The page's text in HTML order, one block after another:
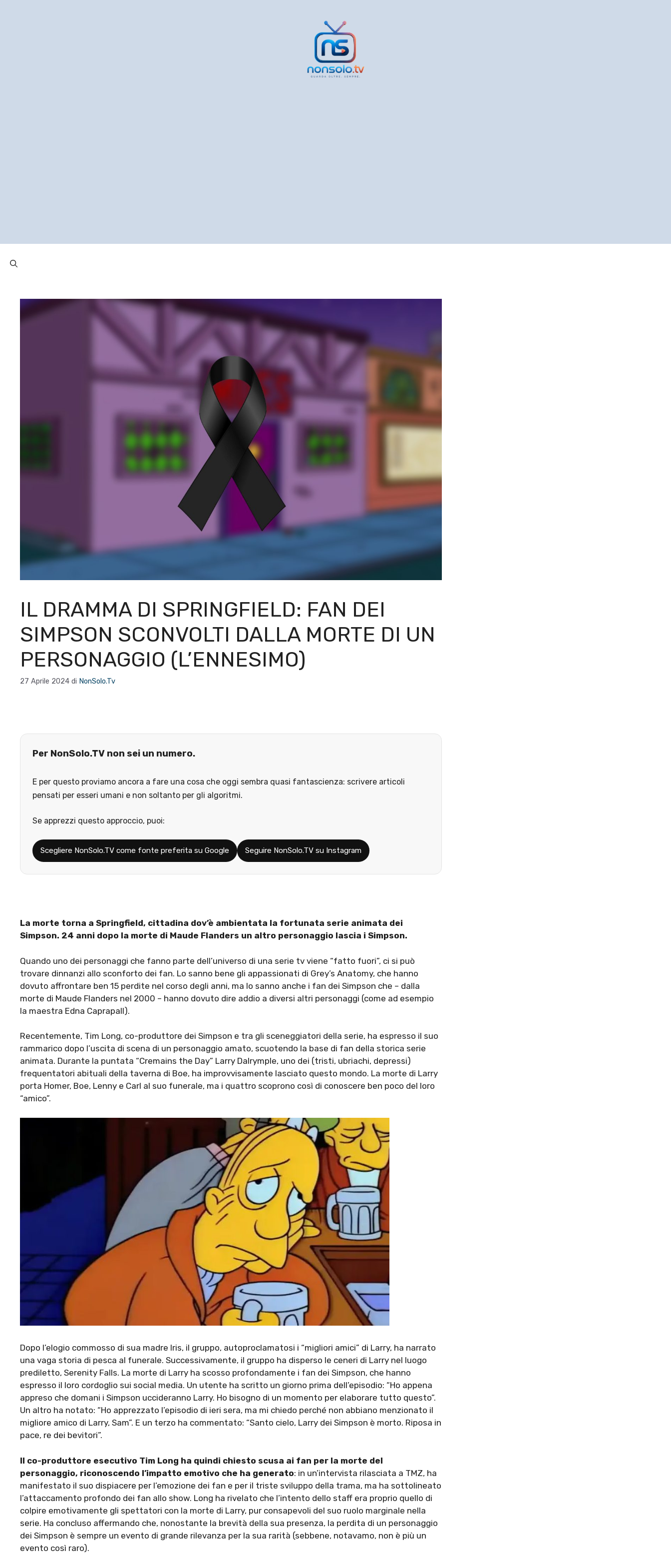
IL DRAMMA DI SPRINGFIELD: FAN DEI
SIMPSON SCONVOLTI DALLA MORTE DI UN
PERSONAGGIO (L’ENNESIMO)
27 Aprile 2024 di NonSolo.Tv
Per NonSolo.TV non sei un numero.
E per questo proviamo ancora a fare una cosa che oggi sembra quasi fantascienza: scrivere articoli
pensati per esseri umani e non soltanto per gli algoritmi.
Se apprezzi questo approccio, puoi:
Scegliere NonSolo.TV come fonte preferita su Google Seguire NonSolo.TV su Instagram
La morte torna a Springfield, cittadina dov’è ambientata la fortunata serie animata dei
Simpson. 24 anni dopo la morte di Maude Flanders un altro personaggio lascia i Simpson.
Quando uno dei personaggi che fanno parte dell’universo di una serie tv viene “fatto fuori”, ci si può
trovare dinnanzi allo sconforto dei fan. Lo sanno bene gli appassionati di Grey’s Anatomy, che hanno
dovuto affrontare ben 15 perdite nel corso degli anni, ma lo sanno anche i fan dei Simpson che – dalla
morte di Maude Flanders nel 2000 – hanno dovuto dire addio a diversi altri personaggi (come ad esempio
la maestra Edna Caprapall).
Recentemente, Tim Long, co-produttore dei Simpson e tra gli sceneggiatori della serie, ha espresso il suo
rammarico dopo l’uscita di scena di un personaggio amato, scuotendo la base di fan della storica serie
animata. Durante la puntata “Cremains the Day” Larry Dalrymple, uno dei (tristi, ubriachi, depressi)
frequentatori abituali della taverna di Boe, ha improvvisamente lasciato questo mondo. La morte di Larry
porta Homer, Boe, Lenny e Carl al suo funerale, ma i quattro scoprono così di conoscere ben poco del loro
“amico”.
Dopo l’elogio commosso di sua madre Iris, il gruppo, autoproclamatosi i “migliori amici” di Larry, ha narrato
una vaga storia di pesca al funerale. Successivamente, il gruppo ha disperso le ceneri di Larry nel luogo
prediletto, Serenity Falls. La morte di Larry ha scosso profondamente i fan dei Simpson, che hanno
espresso il loro cordoglio sui social media. Un utente ha scritto un giorno prima dell’episodio: “Ho appena
appreso che domani i Simpson uccideranno Larry. Ho bisogno di un momento per elaborare tutto questo”.
Un altro ha notato: “Ho apprezzato l’episodio di ieri sera, ma mi chiedo perché non abbiano menzionato il
migliore amico di Larry, Sam”. E un terzo ha commentato: “Santo cielo, Larry dei Simpson è morto. Riposa in
pace, re dei bevitori”.
Il co-produttore esecutivo Tim Long ha quindi chiesto scusa ai fan per la morte del
personaggio, riconoscendo l’impatto emotivo che ha generato: in un’intervista rilasciata a TMZ, ha
manifestato il suo dispiacere per l’emozione dei fan e per il triste sviluppo della trama, ma ha sottolineato
l’attaccamento profondo dei fan allo show. Long ha rivelato che l’intento dello staff era proprio quello di
colpire emotivamente gli spettatori con la morte di Larry, pur consapevoli del suo ruolo marginale nella
serie. Ha concluso affermando che, nonostante la brevità della sua presenza, la perdita di un personaggio
dei Simpson è sempre un evento di grande rilevanza per la sua rarità (sebbene, notavamo, non è più un
evento così raro).